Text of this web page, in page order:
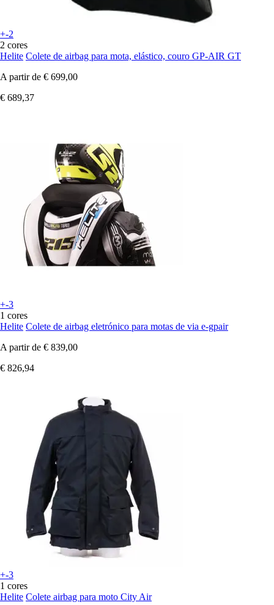
+-2
2 cores
Helite Colete de airbag para mota, elástico, couro GP-AIR GT
A partir de € 699,00
€ 689,37
+-3
1 cores
Helite Colete de airbag eletrónico para motas de via e-gpair
A partir de € 839,00
€ 826,94
+-3
1 cores
Helite Colete airbag para moto City Air